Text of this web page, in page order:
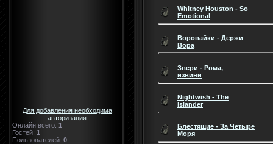
Для добавления необходима
авторизация
Онлайн всего: 1
Гостей: 1
Пользователей: 0
Whitney Houston - So
Emotional
Воровайки - Держи
Вора
Звери - Рома,
извини
Nightwish - The
Islander
Блестящие - За Четыре
Моря